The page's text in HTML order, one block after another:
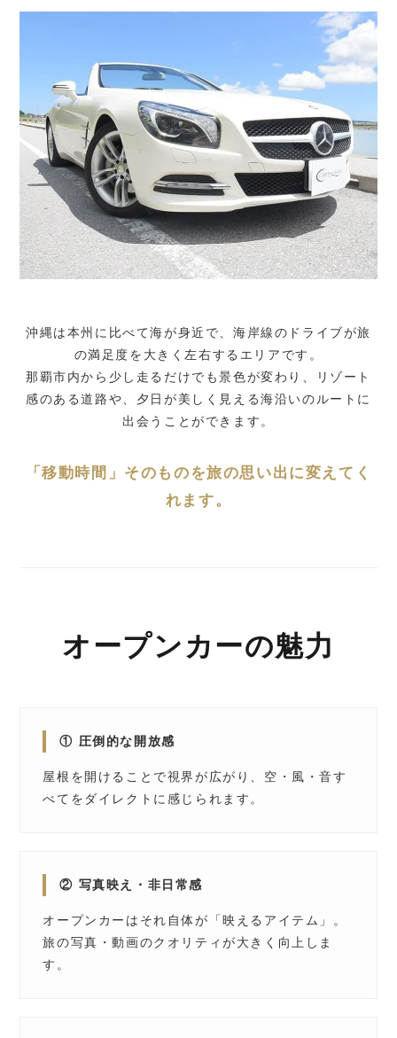
沖縄は本州に比べて海が身近で、海岸線のドライブが旅
の満足度を大きく左右するエリアです。
那覇市内から少し走るだけでも景色が変わり、リゾート
感のある道路や、夕日が美しく見える海沿いのルートに
出会うことができます。
「移動時間」そのものを旅の思い出に変えてく
れます。
オープンカーの魅力
① 圧倒的な開放感
屋根を開けることで視界が広がり、空・風・音す
べてをダイレクトに感じられます。
② 写真映え・非日常感
オープンカーはそれ自体が「映えるアイテム」。
旅の写真・動画のクオリティが大きく向上しま
す。